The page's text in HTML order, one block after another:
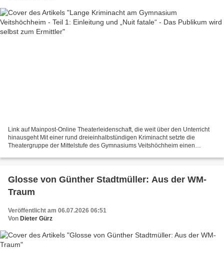
Link auf Mainpost-Online Theaterleidenschaft, die weit über den Unterricht
hinausgeht Mit einer rund dreieinhalbstündigen Kriminacht setzte die
Theatergruppe der Mittelstufe des Gymnasiums Veitshöchheim einen
Glosse von Günther Stadtmüller: Aus der WM-
Traum
Veröffentlicht am 06.07.2026 06:51
Von Dieter Gürz